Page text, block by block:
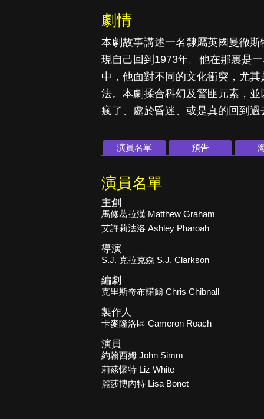
劇情
本劇故事講述一名隸屬英國曼徹
現自己回到1973年。他在那裏是
中，他面對不同的文化衝突，尤
法。本劇揉合科幻及警匪元素，
瘋了、處於昏迷、或是真的回到過
演員名單 預告
演員名單
主創
馬修葛拉漢 Matthew Graham
艾許莉法洛 Ashley Pharoah
導演
S.J. 克拉克森 S.J. Clarkson
編劇
克里斯奇布諾爾 Chris Chibnall
製作人
卡麥隆洛區 Cameron Roach
演員
約翰西姆 John Simm
莉茲懷特 Liz White
麗莎博內特 Lisa Bonet